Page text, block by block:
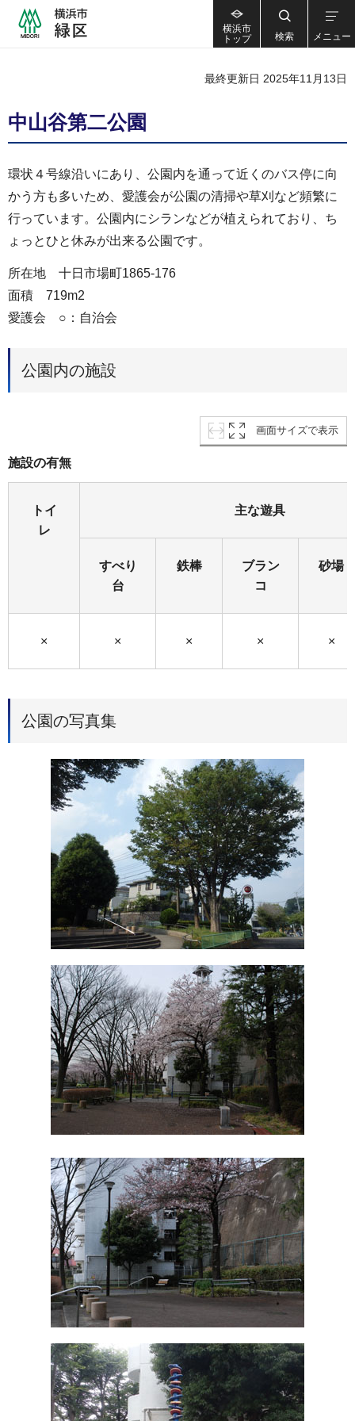
横浜市
トップ
検索 メニュー
最終更新日 2025年11月13日
中山谷第二公園
環状４号線沿いにあり、公園内を通って近くのバス停に向
かう方も多いため、愛護会が公園の清掃や草刈など頻繁に
行っています。公園内にシランなどが植えられており、ち
ょっとひと休みが出来る公園です。
所在地 十日市場町1865-176
面積 719m2
愛護会 ○：自治会
公園内の施設
画面サイズで表示
施設の有無
トイ
レ
主な遊具
すべり
台
鉄棒
ブラン
コ
砂場
× × × × ×
公園の写真集